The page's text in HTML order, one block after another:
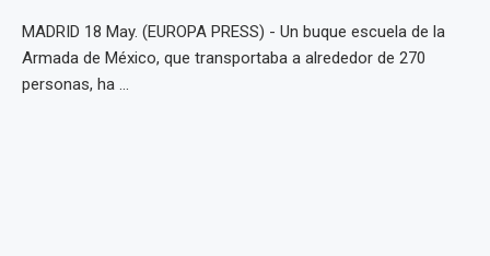
MADRID 18 May. (EUROPA PRESS) - Un buque escuela de la
Armada de México, que transportaba a alrededor de 270
personas, ha ...